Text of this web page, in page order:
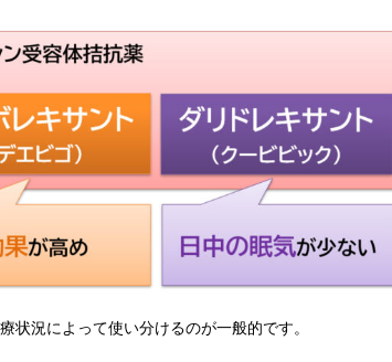
況によって使い分けるのが一般的です。